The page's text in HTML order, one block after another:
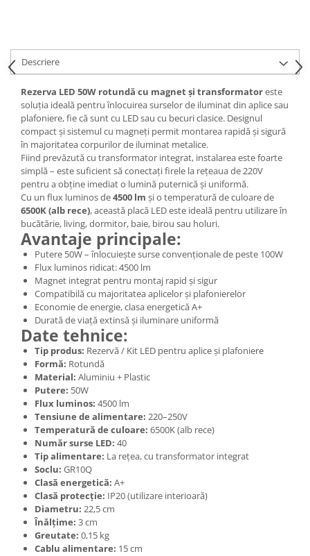
Descriere
Rezerva LED 50W rotundă cu magnet și transformatoreste
soluția ideală pentru înlocuirea surselor de iluminat din aplice sau
plafoniere, fie că sunt cu LED sau cu becuri clasice. Designul
compact și sistemul cu magneți permit montarea rapidă și sigură
în majoritatea corpurilor de iluminat metalice.
Fiind prevăzută cu transformator integrat, instalarea este foarte
simplă – este suficient să conectați firele la rețeaua de 220V
pentru a obține imediat o lumină puternică și uniformă.
Cu un flux luminos de4500 lm și o temperatură de culoare de
6500K (alb rece), această placă LED este ideală pentru utilizare în
bucătărie, living, dormitor, baie, birou sau holuri.
Avantaje principale:
Putere 50W – înlocuiește surse convenționale de peste 100W
Flux luminos ridicat: 4500 lm
Magnet integrat pentru montaj rapid și sigur
Compatibilă cu majoritatea aplicelor și plafonierelor
Economie de energie, clasa energetică A+
Durată de viață extinsă și iluminare uniformă
Date tehnice:
Tip produs: Rezervă / Kit LED pentru aplice și plafoniere
Formă: Rotundă
Material: Aluminiu + Plastic
Putere: 50W
Flux luminos: 4500 lm
Tensiune de alimentare: 220–250V
Temperatură de culoare: 6500K (alb rece)
Număr surse LED: 40
Tip alimentare: La rețea, cu transformator integrat
Soclu: GR10Q
Clasă energetică: A+
Clasă protecție: IP20 (utilizare interioară)
Diametru: 22,5 cm
Înălțime: 3 cm
Greutate: 0,15 kg
Cablu alimentare: 15 cm